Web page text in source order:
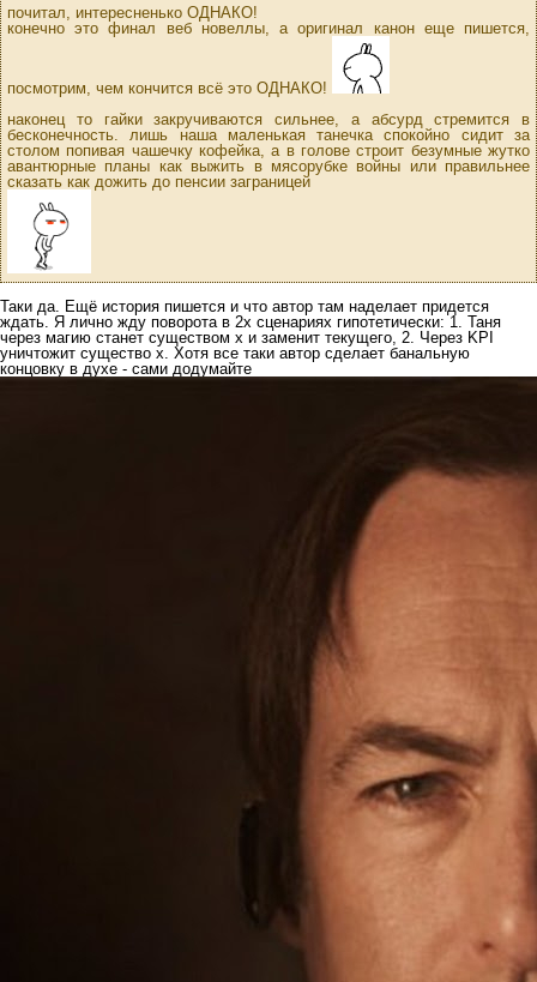
почитал, интересненько ОДНАКО!
конечно это финал веб новеллы, а оригинал канон еще пишется,
посмотрим, чем кончится всё это ОДНАКО!
наконец то гайки закручиваются сильнее, а абсурд стремится в
бесконечность. лишь наша маленькая танечка спокойно сидит за
столом попивая чашечку кофейка, а в голове строит безумные жутко
авантюрные планы как выжить в мясорубке войны или правильнее
сказать как дожить до пенсии заграницей
Таки да. Ещё история пишется и что автор там наделает придется
ждать. Я лично жду поворота в 2х сценариях гипотетически: 1. Таня
через магию станет существом х и заменит текущего, 2. Через KPI
уничтожит существо х. Хотя все таки автор сделает банальную
концовку в духе - сами додумайте